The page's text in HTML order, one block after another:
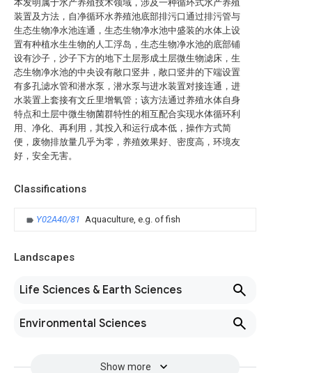
本发明属于水产养殖技术领域，涉及一种循环式水产养殖
装置及方法，自净循环水养殖池底部排污口通过排污管与
生态生物净水池连通，生态生物净水池中盛装的水体上设
置有种植水生生物的人工浮岛，生态生物净水池的底部铺
设有沙子，沙子下方的地下土层形成土层微生物滤床，生
态生物净水池的中央设有敞口竖井，敞口竖井的下端设置
有多孔滤水管和潜水泵，潜水泵与进水装置对接连通，进
水装置上套接有文丘里增氧管；该方法通过养殖水体自身
特点和土层中微生物菌群特性的相互配合实现水体循环利
用、净化、再利用，其投入和运行成本低，操作方式简
便，废物排放量几乎为零，养殖效果好、密度高，环境友
好，安全无害。
Classifications
Y02A40/81 Aquaculture, e.g. of fish
Landscapes
Life Sciences & Earth Sciences
Environmental Sciences
Show more